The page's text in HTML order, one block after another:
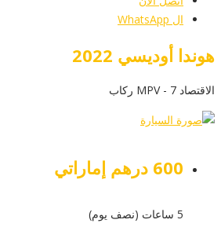
ال WhatsApp
هوندا أوديسي 2022
الاقتصاد MPV - 7 ركاب
600 درهم إماراتي
5 ساعات (نصف يوم)